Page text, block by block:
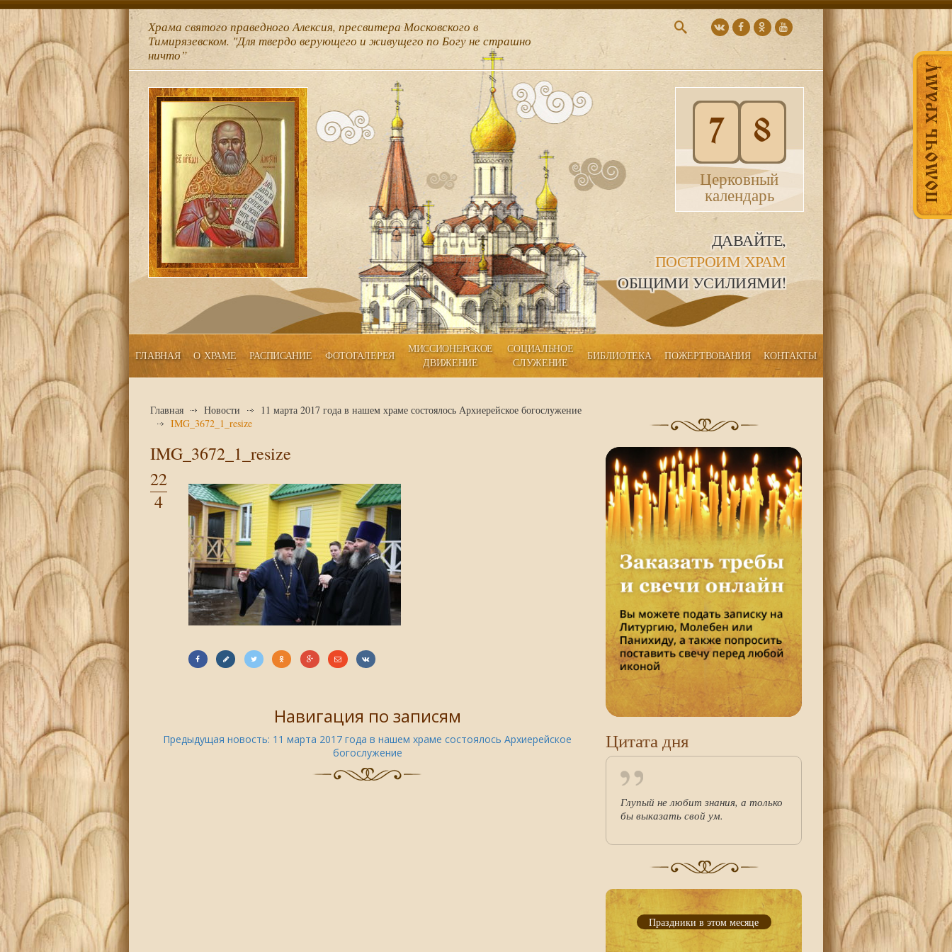
ПОМОЧЬ ХРАМУ
Храма святого праведного Алексия, пресвитера Московского в
Тимирязевском. "Для твердо верующего и живущего по Богу не страшно
ничто”
7 8
Церковный
календарь
ДАВАЙТЕ,
ПОСТРОИМ ХРАМ
ОБЩИМИ УСИЛИЯМИ!
ГЛАВНАЯ О ХРАМЕ РАСПИСАНИЕ ФОТОГАЛЕРЕЯ
МИССИОНЕРСКОЕ
ДВИЖЕНИЕ
СОЦИАЛЬНОЕ
СЛУЖЕНИЕ
БИБЛИОТЕКА ПОЖЕРТВОВАНИЯ КОНТАКТЫ
Главная Новости
11 марта 2017 года в нашем храме состоялось Архиерейское богослужение
IMG_3672_1_resize
IMG_3672_1_resize
22
4
Навигация по записям
Предыдущая новость: 11 марта 2017 года в нашем храме состоялось Архиерейское
богослужение
Цитата дня
Глупый не любит знания, а только
бы выказать свой ум.
Праздники в этом месяце